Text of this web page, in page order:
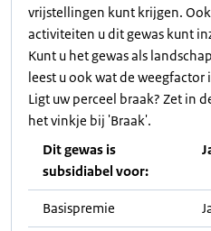
vrijstellingen kunt krijgen.
activiteiten u dit gewas kunt
Kunt u het gewas als
leest u ook wat de weegfactor
Ligt uw perceel braak? Zet in
het vinkje bij 'Braak'.
Dit gewas is
subsidiabel voor:
Basispremie